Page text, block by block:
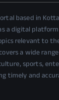
based in
a digital
relevant to
a wide
sports,
timely and